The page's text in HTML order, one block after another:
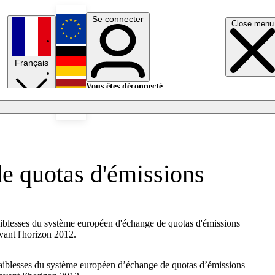
Close menu
Français
English
Deutsch
Se connecter
Vous êtes déconnecté.
quotas d'émissions
du système européen d'échange de quotas d'émissions
l'horizon 2012.
du système européen d’échange de quotas d’émissions